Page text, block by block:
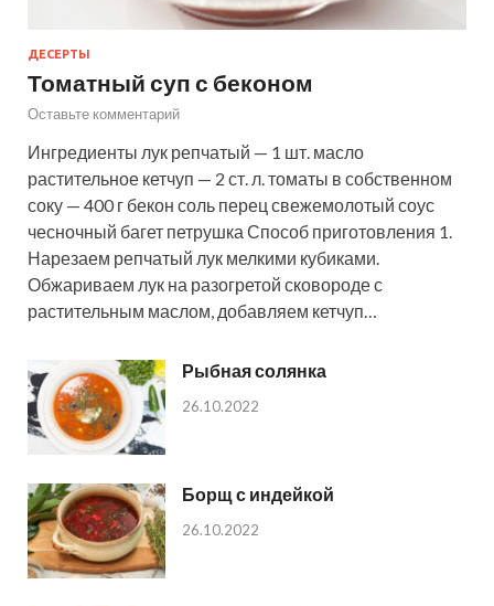
ДЕСЕРТЫ
Томатный суп с беконом
Оставьте комментарий
Ингредиенты лук репчатый — 1 шт. масло
растительное кетчуп — 2 ст. л. томаты в собственном
соку — 400 г бекон соль перец свежемолотый соус
чесночный багет петрушка Способ приготовления 1.
Нарезаем репчатый лук мелкими кубиками.
Обжариваем лук на разогретой сковороде с
растительным маслом, добавляем кетчуп…
Рыбная солянка
26.10.2022
Борщ с индейкой
26.10.2022